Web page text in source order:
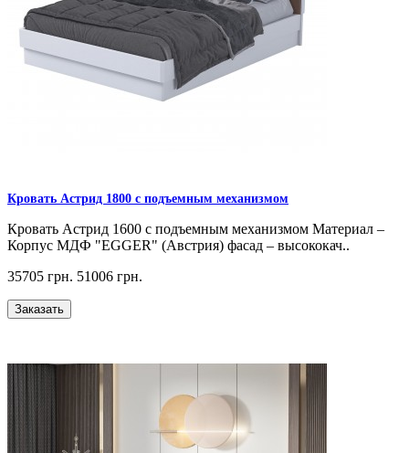
Кровать Астрид 1800 с подъемным механизмом
Кровать Астрид 1600 с подъемным механизмом Материал –
Корпус МДФ "EGGER" (Австрия) фасад – высококач..
35705 грн. 51006 грн.
Заказать